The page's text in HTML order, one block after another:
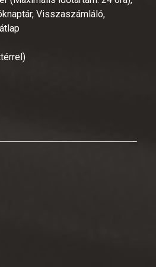
Visszaszámláló,